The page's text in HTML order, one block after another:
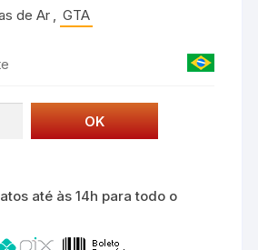
de Ar , GTA
até às 14h para todo o